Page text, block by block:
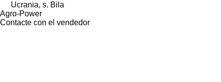
Ucrania, s. Bila
Agro-Power
Contacte con el vendedor